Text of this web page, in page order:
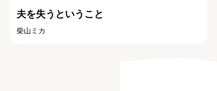
夫を失うということ
柴山ミカ